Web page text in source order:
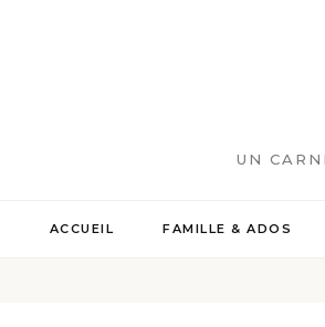
UN
ACCUEIL FAMILLE & ADOS